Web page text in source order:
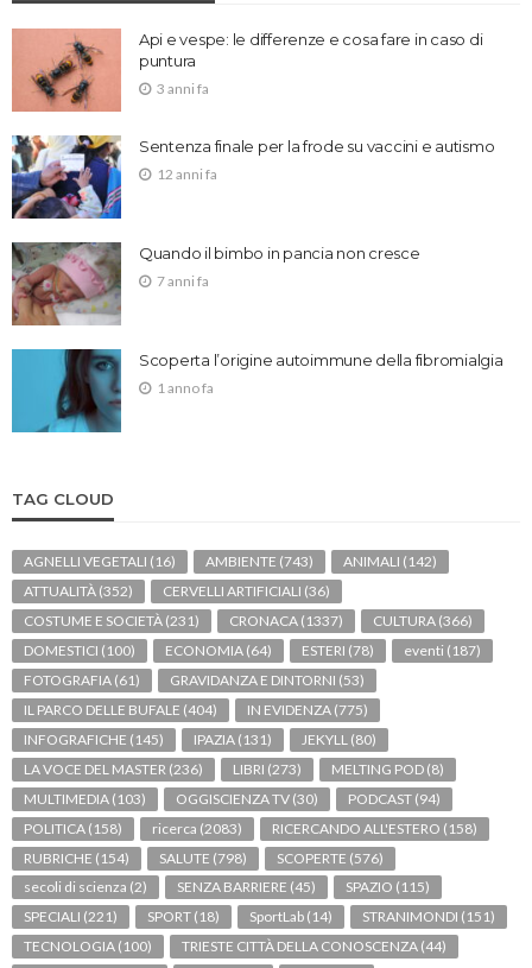
Api e vespe: le differenze e cosa fare in caso di
puntura
3 anni fa
Sentenza finale per la frode su vaccini e autismo
12 anni fa
Quando il bimbo in pancia non cresce
7 anni fa
Scoperta l’origine autoimmune della fibromialgia
1 anno fa
TAG CLOUD
AGNELLI VEGETALI (16) AMBIENTE (743) ANIMALI (142)
ATTUALITÀ (352) CERVELLI ARTIFICIALI (36)
COSTUME E SOCIETÀ (231) CRONACA (1337) CULTURA (366)
DOMESTICI (100) ECONOMIA (64) ESTERI (78) eventi (187)
FOTOGRAFIA (61) GRAVIDANZA E DINTORNI (53)
IL PARCO DELLE BUFALE (404) IN EVIDENZA (775)
INFOGRAFICHE (145) IPAZIA (131) JEKYLL (80)
LA VOCE DEL MASTER (236) LIBRI (273) MELTING POD (8)
MULTIMEDIA (103) OGGISCIENZA TV (30) PODCAST (94)
POLITICA (158) ricerca (2083) RICERCANDO ALL'ESTERO (158)
RUBRICHE (154) SALUTE (798) SCOPERTE (576)
secoli di scienza (2) SENZA BARRIERE (45) SPAZIO (115)
SPECIALI (221) SPORT (18) SportLab (14) STRANIMONDI (151)
TECNOLOGIA (100) TRIESTE CITTÀ DELLA CONOSCENZA (44)